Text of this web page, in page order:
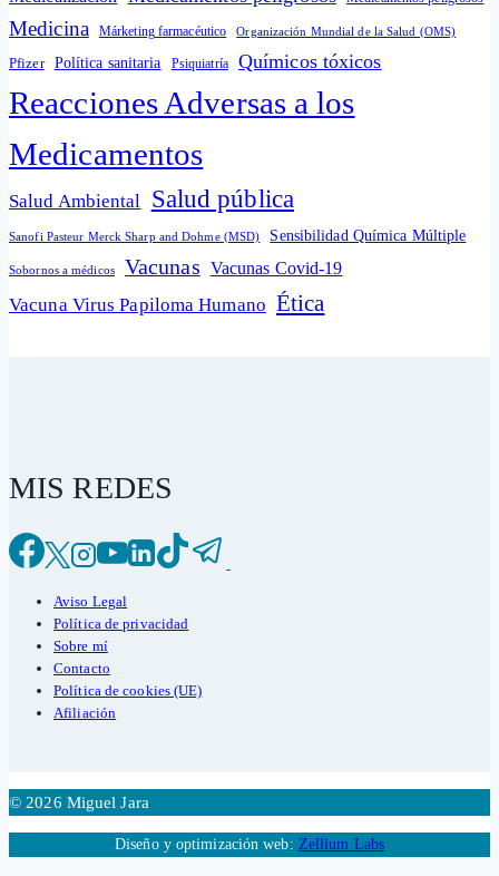
Medicina Márketing farmacéutico Organización Mundial de la Salud (OMS)
Pfizer Política sanitaria Psiquiatría Químicos tóxicos
Reacciones Adversas a los
Medicamentos
Salud Ambiental Salud pública
Sanofi Pasteur Merck Sharp and Dohme (MSD) Sensibilidad Química Múltiple
Sobornos a médicos Vacunas Vacunas Covid-19
Vacuna Virus Papiloma Humano Ética
MIS REDES
Aviso Legal
Política de privacidad
Sobre mí
Contacto
Política de cookies (UE)
Afiliación
© 2026 Miguel Jara
Diseño y optimización web: Zellium Labs